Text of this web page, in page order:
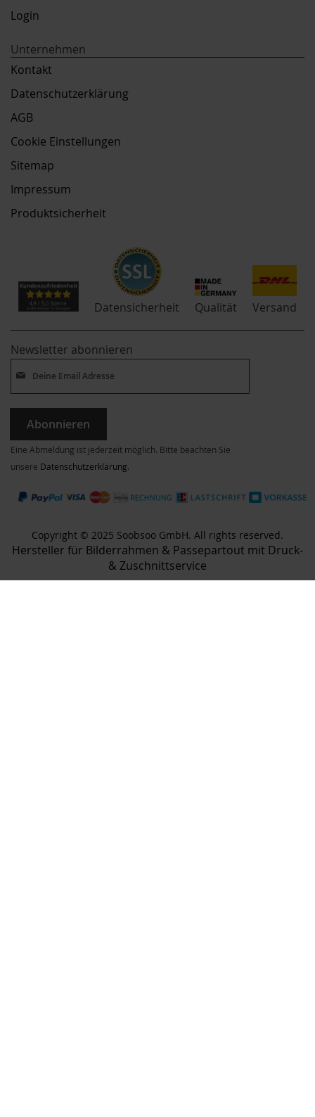
Login
Unternehmen
Kontakt
Datenschutzerklärung
AGB
Cookie Einstellungen
Sitemap
Impressum
Produktsicherheit
Datensicherheit Qualität Versand
Newsletter abonnieren
Abonnieren
Eine Abmeldung ist jederzeit möglich. Bitte beachten Sie
unsere Datenschutzerklärung.
Copyright © 2025 Soobsoo GmbH. All rights reserved.
Hersteller für Bilderrahmen & Passepartout mit Druck-
& Zuschnittservice